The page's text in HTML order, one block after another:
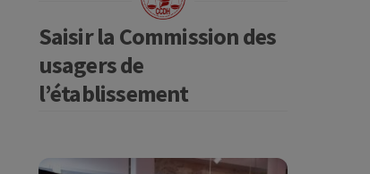
Saisir la Commission des
usagers de
l’établissement